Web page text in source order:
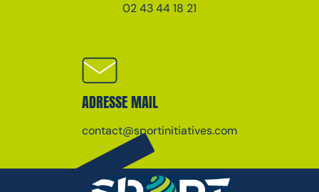
02 43 44 18 21
ADRESSE MAIL
contact@sportinitiatives.com